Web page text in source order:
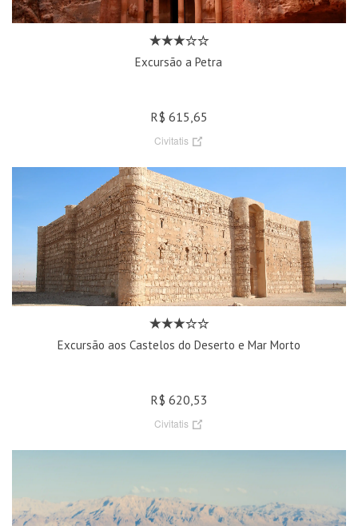
Excursão a Petra
R$ 615,65
Civitatis
Excursão aos Castelos do Deserto e Mar Morto
R$ 620,53
Civitatis